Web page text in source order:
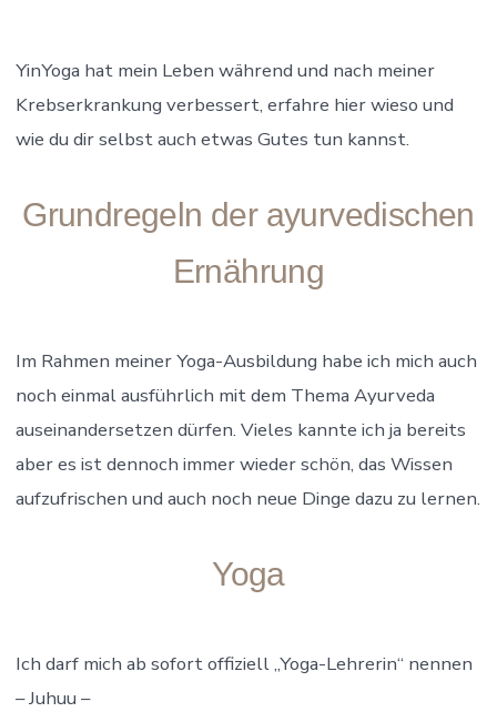
YinYoga hat mein Leben während und nach meiner
Krebserkrankung verbessert, erfahre hier wieso und
wie du dir selbst auch etwas Gutes tun kannst.
Grundregeln der ayurvedischen
Ernährung
Im Rahmen meiner Yoga-Ausbildung habe ich mich auch
noch einmal ausführlich mit dem Thema Ayurveda
auseinandersetzen dürfen. Vieles kannte ich ja bereits
aber es ist dennoch immer wieder schön, das Wissen
aufzufrischen und auch noch neue Dinge dazu zu lernen.
Yoga
Ich darf mich ab sofort offiziell „Yoga-Lehrerin“ nennen
– Juhuu –